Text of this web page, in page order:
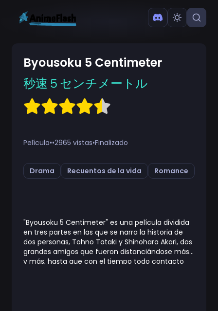
Byousoku 5 Centimeter
秒速５センチメートル
Película••2965 vistas•Finalizado
Drama Recuentos de la vida Romance
"Byousoku 5 Centimeter" es una película dividida
en tres partes en las que se narra la historia de
dos personas, Tohno Tataki y Shinohara Akari, dos
grandes amigos que fueron distanciándose más
y más, hasta que con el tiempo todo contacto